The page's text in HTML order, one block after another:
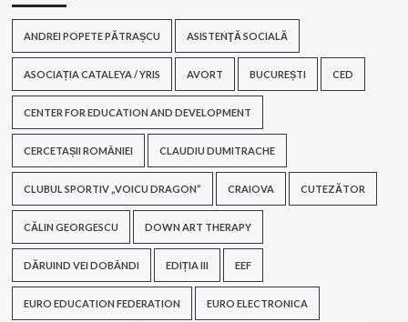
ANDREI POPETE PĂTRAȘCU ASISTENŢĂ SOCIALĂ
ASOCIAȚIA CATALEYA / YRIS AVORT BUCUREȘTI CED
CENTER FOR EDUCATION AND DEVELOPMENT
CERCETAȘII ROMÂNIEI CLAUDIU DUMITRACHE
CLUBUL SPORTIV „VOICU DRAGON” CRAIOVA CUTEZĂTOR
CĂLIN GEORGESCU DOWN ART THERAPY
DĂRUIND VEI DOBÂNDI EDIȚIA III EEF
EURO EDUCATION FEDERATION EURO ELECTRONICA